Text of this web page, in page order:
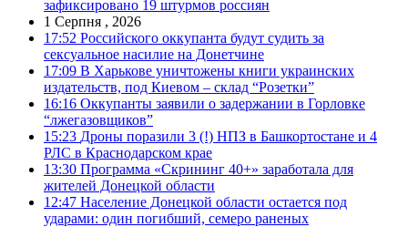
зафиксировано 19 штурмов россиян
1 Серпня , 2026
17:52 Российского оккупанта будут судить за
сексуальное насилие на Донетчине
17:09 В Харькове уничтожены книги украинских
издательств, под Киевом – склад “Розетки”
16:16 Оккупанты заявили о задержании в Горловке
“лжегазовщиков”
15:23 Дроны поразили 3 (!) НПЗ в Башкортостане и 4
РЛС в Краснодарском крае
13:30 Программа «Скрининг 40+» заработала для
жителей Донецкой области
12:47 Население Донецкой области остается под
ударами: один погибший, семеро раненых